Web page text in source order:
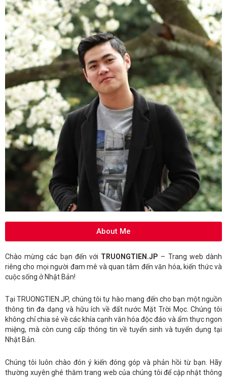
About Me
Chào mừng các bạn đến với TRUONGTIEN.JP – Trang web dành
riêng cho mọi người đam mê và quan tâm đến văn hóa, kiến thức và
cuộc sống ở Nhật Bản!
Tại TRUONGTIEN.JP, chúng tôi tự hào mang đến cho bạn một nguồn
thông tin đa dạng và hữu ích về đất nước Mặt Trời Mọc. Chúng tôi
không chỉ chia sẻ về các khía cạnh văn hóa độc đáo và ẩm thực ngon
miệng, mà còn cung cấp thông tin về tuyển sinh và tuyển dụng tại
Nhật Bản.
Chúng tôi luôn chào đón ý kiến đóng góp và phản hồi từ bạn. Hãy
thường xuyên ghé thăm trang web của chúng tôi để cập nhật thông